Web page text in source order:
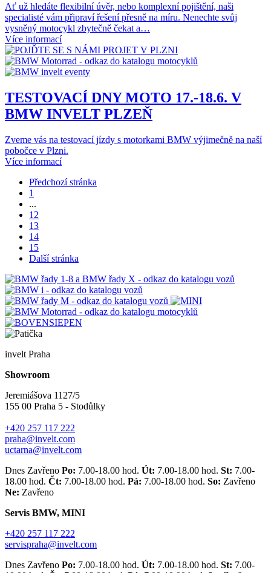
Ať už hledáte flexibilní úvěr, nebo komplexní pojištění, naši
specialisté vám připraví řešení přesně na míru. Nenechte svůj
vysněný motocykl zbytečně čekat a…
Více informací
TESTOVACÍ DNY MOTO 17.-18.6. V
BMW INVELT PLZEŇ
Zveme vás na testovací jízdy s motorkami BMW výjimečně na naší
pobočce v Plzni.
Více informací
Předchozí stránka
1
...
12
13
14
15
Další stránka
invelt Praha
Showroom
Jeremiášova 1127/5
155 00 Praha 5 - Stodůlky
+420 257 117 222
praha@invelt.com
uctarna@invelt.com
Dnes Zavřeno Po: 7.00-18.00 hod. Út: 7.00-18.00 hod. St: 7.00-
18.00 hod. Čt: 7.00-18.00 hod. Pá: 7.00-18.00 hod. So: Zavřeno
Ne: Zavřeno
Servis BMW, MINI
+420 257 117 222
servispraha@invelt.com
Dnes Zavřeno Po: 7.00-18.00 hod. Út: 7.00-18.00 hod. St: 7.00-